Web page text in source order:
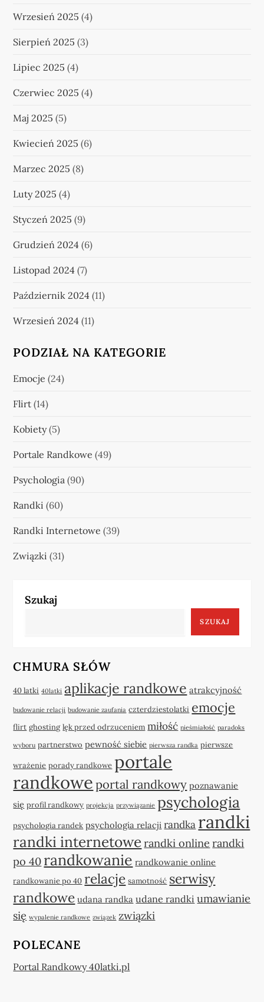
Wrzesień 2025 (4)
Sierpień 2025 (3)
Lipiec 2025 (4)
Czerwiec 2025 (4)
Maj 2025 (5)
Kwiecień 2025 (6)
Marzec 2025 (8)
Luty 2025 (4)
Styczeń 2025 (9)
Grudzień 2024 (6)
Listopad 2024 (7)
Październik 2024 (11)
Wrzesień 2024 (11)
PODZIAŁ NA KATEGORIE
Emocje (24)
Flirt (14)
Kobiety(5)
Portale Randkowe (49)
Psychologia (90)
Randki (60)
Randki Internetowe (39)
Związki (31)
Szukaj
SZUKAJ
CHMURA SŁÓW
40 latki 40latki aplikacje randkowe atrakcyjność
budowanie relacji budowanie zaufania czterdziestolatki emocje
flirt ghosting lęk przed odrzuceniem miłość nieśmiałość paradoks
wyboru partnerstwo pewność siebie pierwsza randka pierwsze
wrażenie porady randkowe portale
randkowe portal randkowy poznawanie
się profil randkowy projekcja przywiązanie psychologia
psychologia randek psychologia relacji randka randki
randki internetowe randki online randki
po 40 randkowanie randkowanie online
randkowanie po 40 relacje samotność serwisy
randkowe udana randka udane randki umawianie
się wypalenie randkowe związek związki
POLECANE
Portal Randkowy 40latki.pl